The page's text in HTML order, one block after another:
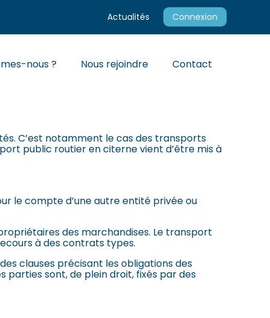
Actualités Connexion
nous ? Nous rejoindre Contact
C’est notamment le cas des transports
public routier en citerne vient d’être mis à
le compte d’une autre entité privée ou
des marchandises. Le transport
à des contrats types.
clauses précisant les obligations des
sont, de plein droit, fixés par des